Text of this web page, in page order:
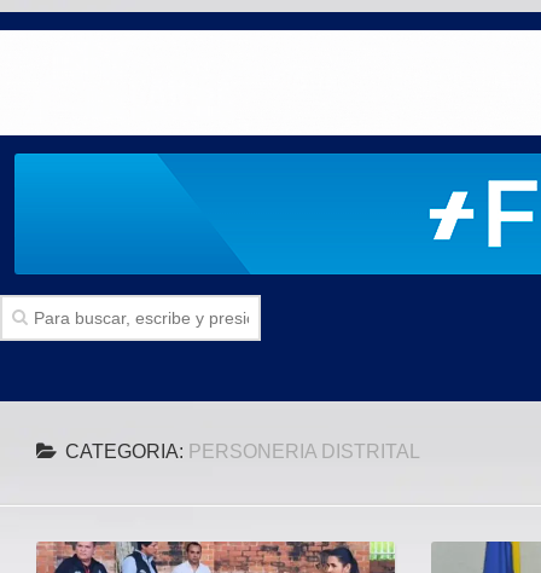
Politica
Local
CATEGORIA: PERSONERIA DISTRITAL